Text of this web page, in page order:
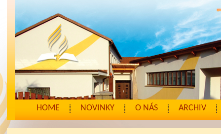
HOME NOVINKY O NÁS ARCHIV